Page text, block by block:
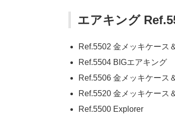
エアキング
Ref.5502 金メッキケース
Ref.5504 BIGエアキング
Ref.5506 金メッキケース
Ref.5520 金メッキケース
Ref.5500 Explorer